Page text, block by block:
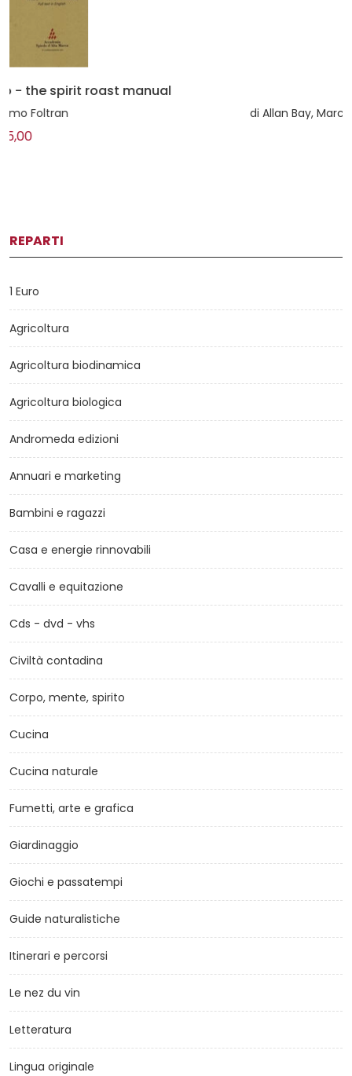
Frattaglie
diAllan Bay, Marcellina Car, Alberto Masseroni
REPARTI
1 Euro
Agricoltura
Agricoltura biodinamica
Agricoltura biologica
Andromeda edizioni
Annuari e marketing
Bambini e ragazzi
Casa e energie rinnovabili
Cavalli e equitazione
Cds - dvd - vhs
Civiltà contadina
Corpo, mente, spirito
Cucina
Cucina naturale
Fumetti, arte e grafica
Giardinaggio
Giochi e passatempi
Guide naturalistiche
Itinerari e percorsi
Le nez du vin
Letteratura
Lingua originale